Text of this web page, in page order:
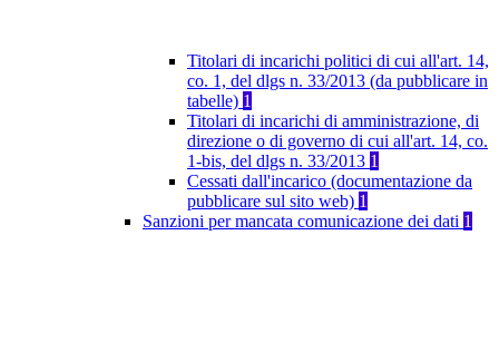
Titolari di incarichi politici di cui all'art. 14,
co. 1, del dlgs n. 33/2013 (da pubblicare in
tabelle) 1
Titolari di incarichi di amministrazione, di
direzione o di governo di cui all'art. 14, co.
1-bis, del dlgs n. 33/2013 1
Cessati dall'incarico (documentazione da
pubblicare sul sito web) 1
Sanzioni per mancata comunicazione dei dati 1